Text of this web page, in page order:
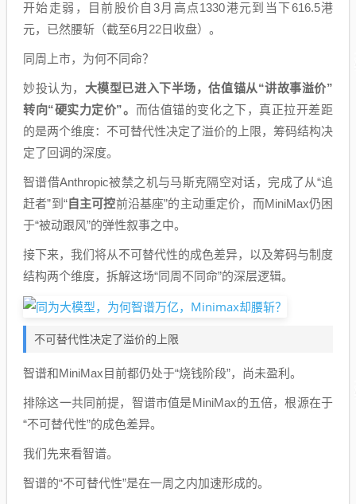
开始走弱，目前股价自3月高点1330港元到当下616.5港
元，已然腰斩（截至6月22日收盘）。
同周上市，为何不同命？
妙投认为， 大模型已进入下半场，估值锚从“讲故事溢价”
转向“硬实力定价”。 而估值锚的变化之下，真正拉开差距
的是两个维度：不可替代性决定了溢价的上限，筹码结构决
定了回调的深度。
智谱借Anthropic被禁之机与马斯克隔空对话，完成了从“追
赶者”到“自主可控前沿基座”的主动重定价，而MiniMax仍困
于“被动跟风”的弹性叙事之中。
接下来，我们将从不可替代性的成色差异，以及筹码与制度
结构两个维度，拆解这场“同周不同命”的深层逻辑。
不可替代性决定了溢价的上限
智谱和MiniMax目前都仍处于“烧钱阶段”，尚未盈利。
排除这一共同前提，智谱市值是MiniMax的五倍，根源在于
“不可替代性”的成色差异。
我们先来看智谱。
智谱的“不可替代性”是在一周之内加速形成的。